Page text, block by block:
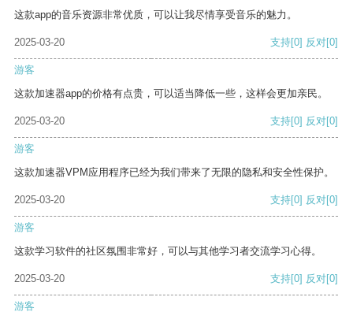
这款app的音乐资源非常优质，可以让我尽情享受音乐的魅力。
2025-03-20 支持[0] 反对[0]
游客
这款加速器app的价格有点贵，可以适当降低一些，这样会更加亲民。
2025-03-20 支持[0] 反对[0]
游客
这款加速器VPM应用程序已经为我们带来了无限的隐私和安全性保护。
2025-03-20 支持[0] 反对[0]
游客
这款学习软件的社区氛围非常好，可以与其他学习者交流学习心得。
2025-03-20 支持[0] 反对[0]
游客